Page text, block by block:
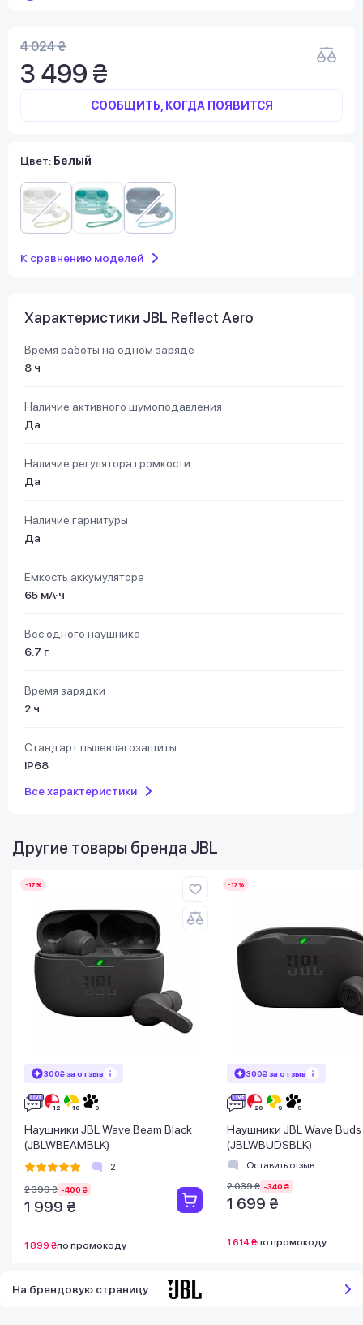
4 024 ₴
3 499 ₴
СООБЩИТЬ, КОГДА ПОЯВИТСЯ
Цвет: Белый
К сравнению моделей
Характеристики JBL Reflect Aero
Время работы на одном заряде
8 ч
Наличие активного шумоподавления
Да
Наличие регулятора громкости
Да
Наличие гарнитуры
Да
Емкость аккумулятора
65 мА·ч
Вес одного наушника
6.7 г
Время зарядки
2 ч
Стандарт пылевлагозащиты
IP68
Все характеристики
Другие товары бренда JBL
-17%
300₴ за отзыв
Наушники JBL Wave Beam Black
(JBLWBEAMBLK)
2
2 399 ₴ -400 ₴
1 999 ₴
1 899 ₴по промокоду
-17%
300₴ за отзыв
Наушники JBL Wave
(JBLWBUDSBLK)
Оставить отзыв
2 039 ₴ -340 ₴
1 699 ₴
1 614 ₴по промокоду
На брендовую страницу